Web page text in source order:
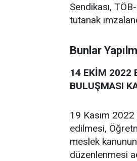
Sendikası,
tutanak
Bunlar
14 EKİM 2022
BULUŞMASI
19 Kasım 2022
edilmesi,
meslek
düzenlenmesi